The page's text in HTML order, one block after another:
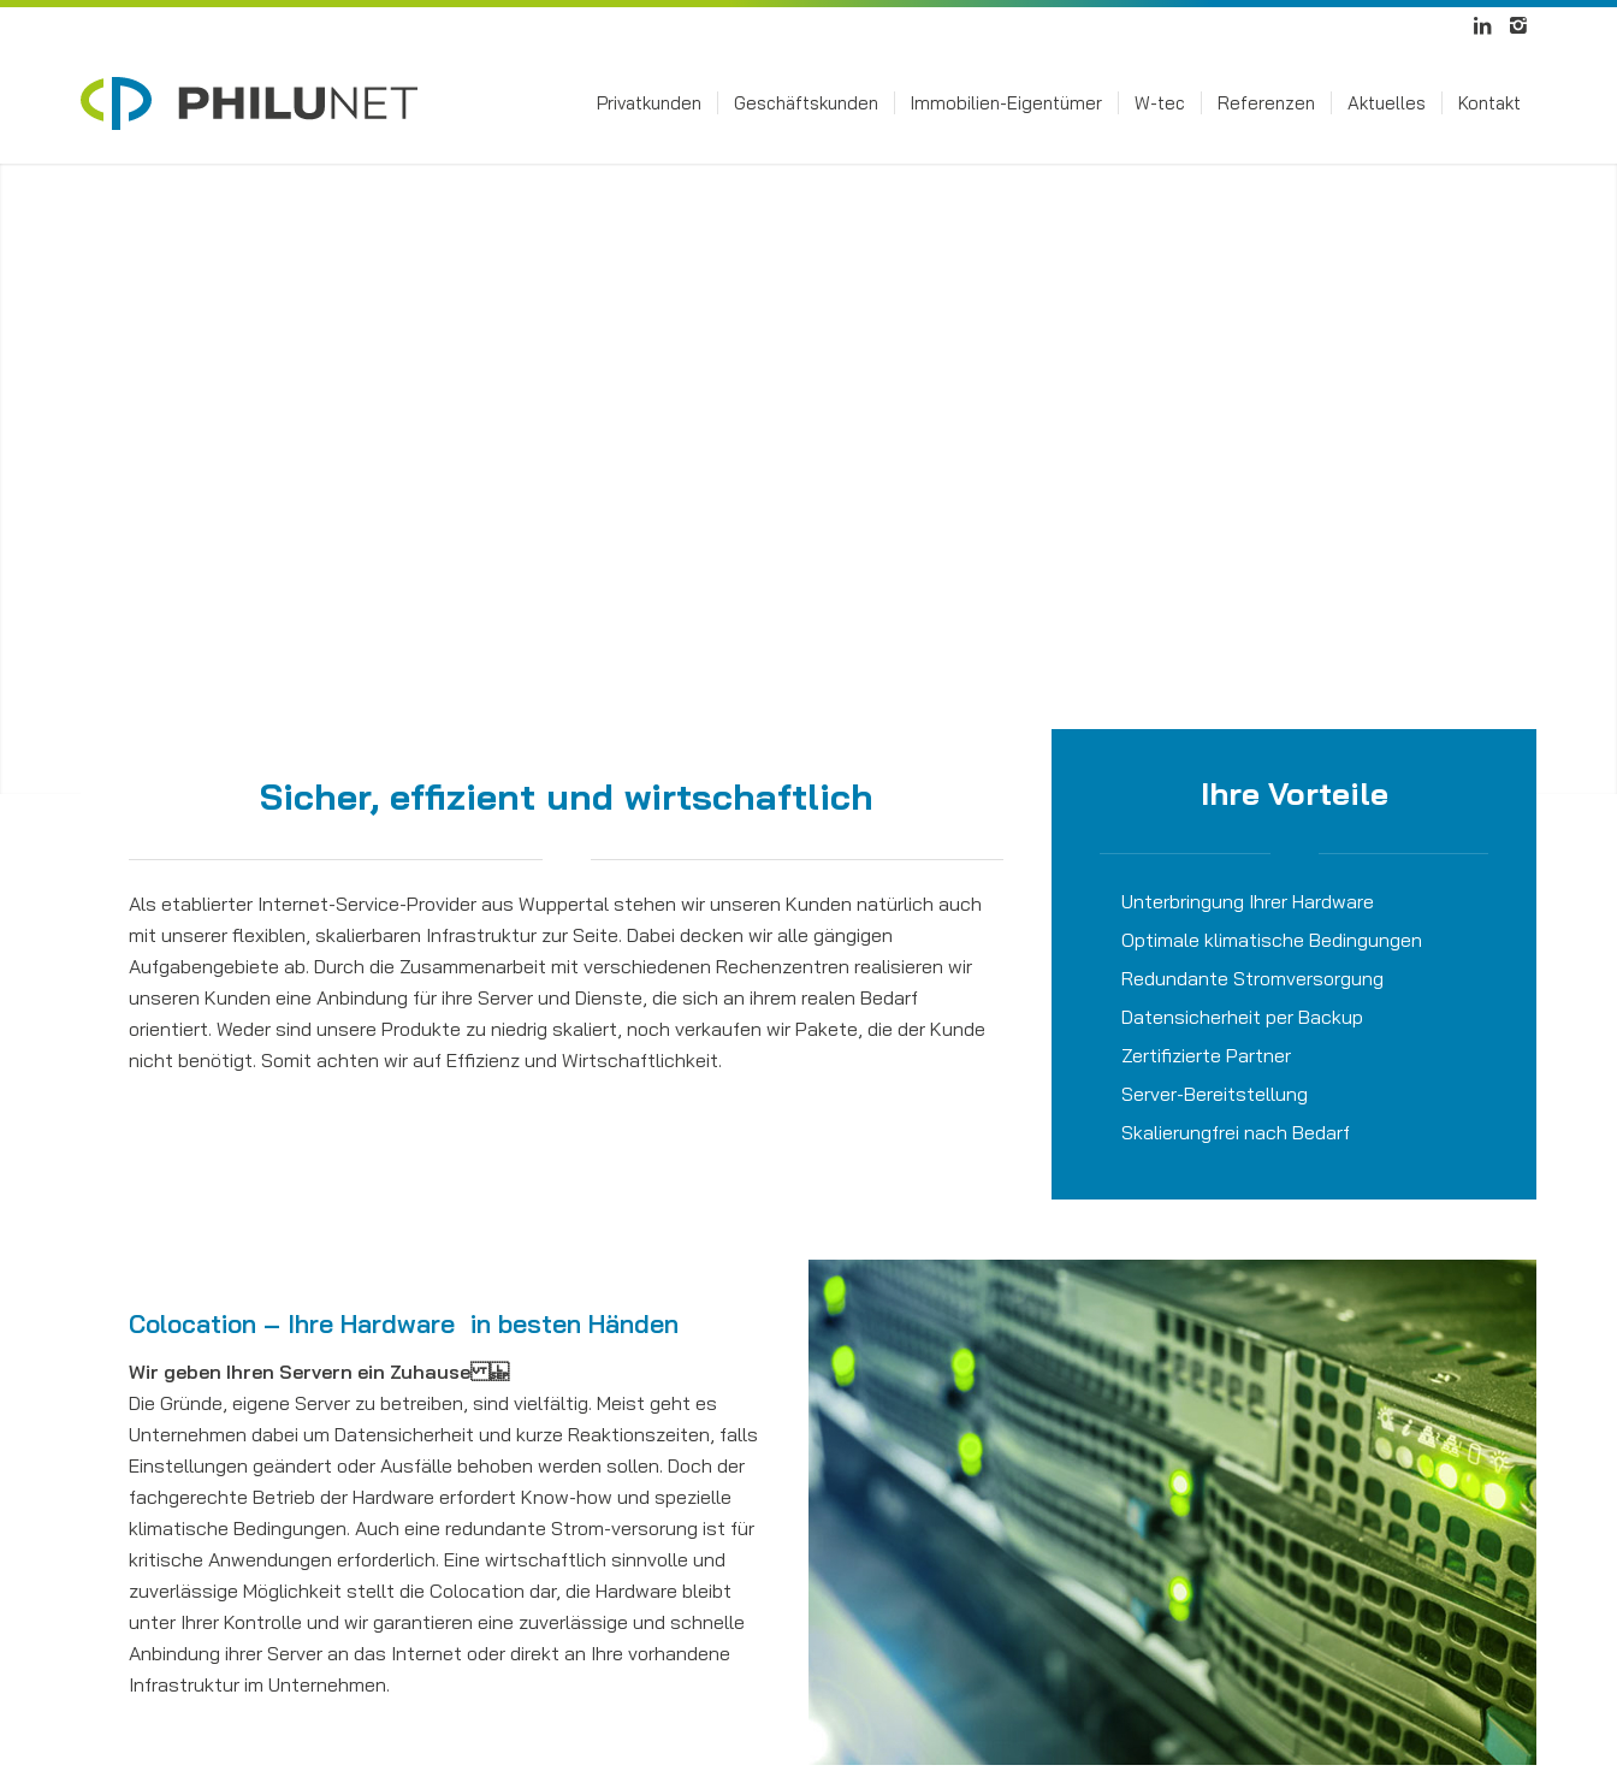
Privatkunden Geschäftskunden Immobilien-Eigentümer W-tec Referenzen Aktuelles Kontakt
Sicher, effizient und wirtschaftlich
Als etablierter Internet-Service-Provider aus Wuppertal stehen wir unseren Kunden natürlich auch
mit unserer flexiblen, skalierbaren Infrastruktur zur Seite. Dabei decken wir alle gängigen
Aufgabengebiete ab. Durch die Zusammenarbeit mit verschiedenen Rechenzentren realisieren wir
unseren Kunden eine Anbindung für ihre Server und Dienste, die sich an ihrem realen Bedarf
orientiert. Weder sind unsere Produkte zu niedrig skaliert, noch verkaufen wir Pakete, die der Kunde
nicht benötigt. Somit achten wir auf Effizienz und Wirtschaftlichkeit.
Ihre Vorteile
Unterbringung Ihrer Hardware
Optimale klimatische Bedingungen
Redundante Stromversorgung
Datensicherheit per Backup
Zertifizierte Partner
Server-Bereitstellung
Skalierungfrei nach Bedarf
Colocation – Ihre Hardware in besten Händen
Wir geben Ihren Servern ein Zuhause
Die Gründe, eigene Server zu betreiben, sind vielfältig. Meist geht es
Unternehmen dabei um Datensicherheit und kurze Reaktionszeiten, falls
Einstellungen geändert oder Ausfälle behoben werden sollen. Doch der
fachgerechte Betrieb der Hardware erfordert Know-how und spezielle
klimatische Bedingungen. Auch eine redundante Strom-versorung ist für
kritische Anwendungen erforderlich. Eine wirtschaftlich sinnvolle und
zuverlässige Möglichkeit stellt die Colocation dar, die Hardware bleibt
unter Ihrer Kontrolle und wir garantieren eine zuverlässige und schnelle
Anbindung ihrer Server an das Internet oder direkt an Ihre vorhandene
Infrastruktur im Unternehmen.